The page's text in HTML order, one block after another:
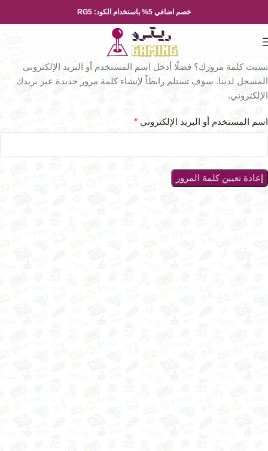
خصم اضافي 5% باستخدام الكود: RG5
نسيت كلمة مرورك؟ فضلًا أدخل اسم المستخدم أو البريد الإلكتروني
المسجل لدينا. سوف تستلم رابطاً لإنشاء كلمة مرور جديدة عبر بريدك
الإلكتروني.
اسم المستخدم أو البريد الإلكتروني *
إعادة تعيين كلمة المرور